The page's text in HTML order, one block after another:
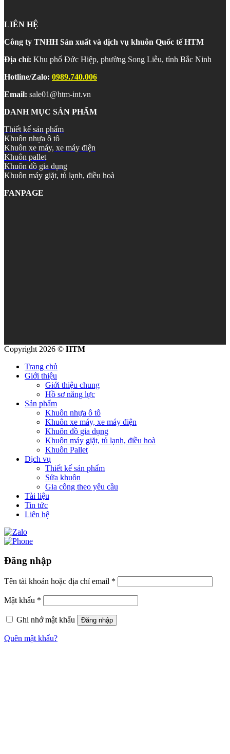
LIÊN HỆ
Công ty TNHH Sản xuất và dịch vụ khuôn Quốc tế HTM
Địa chỉ: Khu phố Đức Hiệp, phường Song Liễu, tỉnh Bắc Ninh
Hotline/Zalo: 0989.740.006
Email: sale01@htm-int.vn
DANH MỤC SẢN PHẨM
Thiết kế sản phẩm
Khuôn nhựa ô tô
Khuôn xe máy, xe máy điện
Khuôn pallet
Khuôn đồ gia dụng
Khuôn máy giặt, tủ lạnh, điều hoà
FANPAGE
Copyright 2026 © HTM
Trang chủ
Giới thiệu
Giới thiệu chung
Hồ sơ năng lực
Sản phẩm
Khuôn nhựa ô tô
Khuôn xe máy, xe máy điện
Khuôn đồ gia dụng
Khuôn máy giặt, tủ lạnh, điều hoà
Khuôn Pallet
Dịch vụ
Thiết kế sản phẩm
Sửa khuôn
Gia công theo yêu cầu
Tài liệu
Tin tức
Liên hệ
Đăng nhập
Tên tài khoản hoặc địa chỉ email *
Mật khẩu *
Ghi nhớ mật khẩu Đăng nhập
Quên mật khẩu?